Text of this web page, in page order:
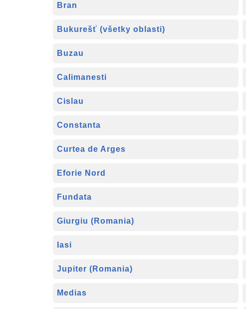
Bran
Bukurešť (všetky oblasti)
Buzau
Calimanesti
Cislau
Constanta
Curtea de Arges
Eforie Nord
Fundata
Giurgiu (Romania)
Iasi
Jupiter (Romania)
Medias